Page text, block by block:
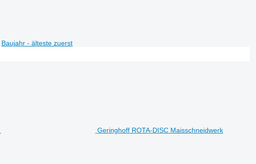
Baujahr - älteste zuerst
Geringhoff ROTA-DISC Maisschneidwerk